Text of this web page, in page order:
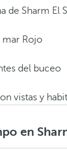
de Sharm El
mar Rojo
del buceo
vistas y
en